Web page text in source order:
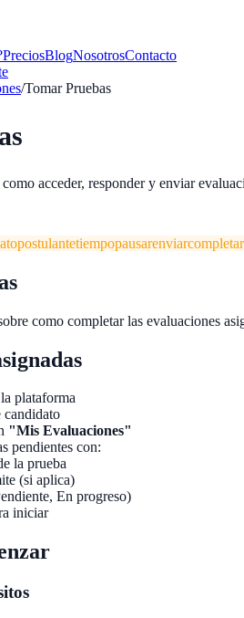
PreciosBlogNosotrosContacto
/Tomar Pruebas
acceder, responder y enviar
postulantetiempopausarenviarcompletar
como completar las evaluaciones
plataforma
candidato
"Mis Evaluaciones"
pendientes con:
la prueba
(si aplica)
En progreso)
iniciar